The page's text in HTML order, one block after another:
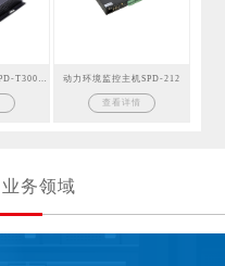
动力环境监控主机SPD-212
查看详情
业务领域